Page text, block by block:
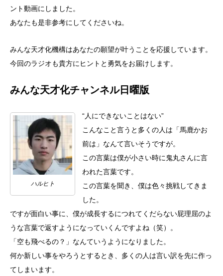
ント動画にしました。
あなたも是非参考にしてくださいね。
みんな天才化機構はあなたの願望が叶うことを応援しています。
今回のラジオも貴方にヒントと勇気をお届けします。
みんな天才化チャンネル日曜版
ハルヒト
“人にできないことはない”
こんなこと言うと多くの人は「馬鹿かお
前は」なんて言いそうですが。
この言葉は僕が小さい時に鬼丸さんに言
われた言葉です。
この言葉を聞き、僕は色々挑戦してきま
した。
ですが面白い事に、僕が成長するにつれてくだらない屁理屈のよ
うな言葉で返すようになっていくんですよね（笑）。
「空も飛べるの？」なんていうようになりました。
何か新しい事をやろうとするとき、多くの人は言い訳を先に作っ
てしまいます。